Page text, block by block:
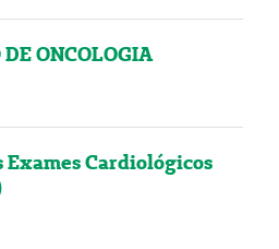
ONCOLOGIA
Cardiológicos